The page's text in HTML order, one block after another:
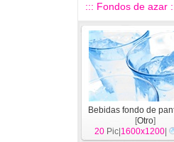
::: Fondos de azar
Bebidas fondo de
[Otro]
20 Pic| 1600x1200